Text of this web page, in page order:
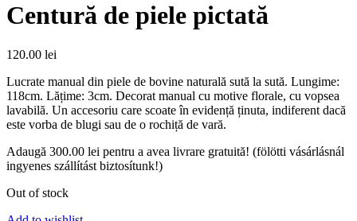
Centură de piele pictată
120.00 lei
Lucrate manual din piele de bovine naturală sută la sută. Lungime:
118cm. Lățime: 3cm. Decorat manual cu motive florale, cu vopsea
lavabilă. Un accesoriu care scoate în evidență ținuta, indiferent dacă
este vorba de blugi sau de o rochiță de vară.
Adaugă 300.00 lei pentru a avea livrare gratuită! (fölötti vásárlásnál
ingyenes szállítást biztosítunk!)
Out of stock